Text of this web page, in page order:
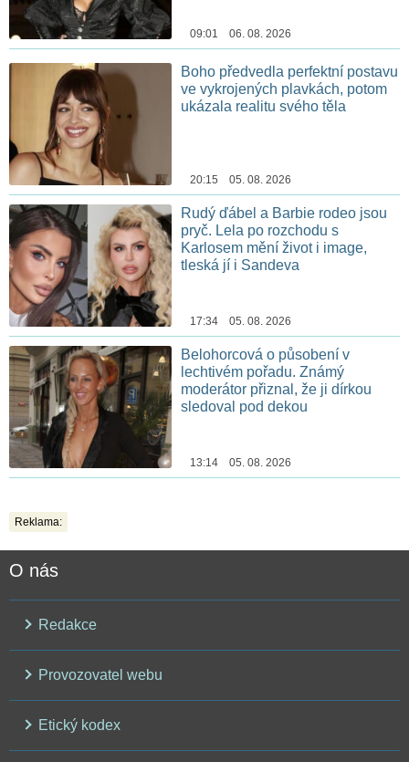
09:01 06. 08. 2026
Boho předvedla perfektní postavu
ve vykrojených plavkách, potom
ukázala realitu svého těla
20:15 05. 08. 2026
Rudý ďábel a Barbie rodeo jsou
pryč. Lela po rozchodu s
Karlosem mění život i image,
tleská jí i Sandeva
17:34 05. 08. 2026
Belohorcová o působení v
lechtivém pořadu. Známý
moderátor přiznal, že ji dírkou
sledoval pod dekou
13:14 05. 08. 2026
Reklama:
O nás
Redakce
Provozovatel webu
Etický kodex